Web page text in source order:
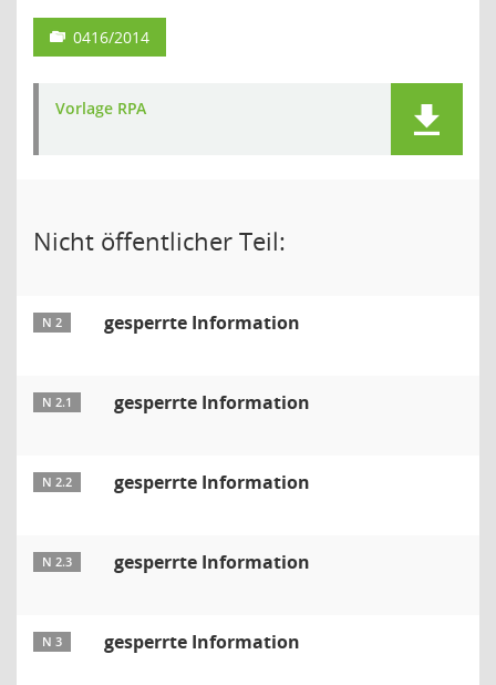
0416/2014
Vorlage RPA
Nicht öffentlicher Teil:
N 2 gesperrte Information
N 2.1 gesperrte Information
N 2.2 gesperrte Information
N 2.3 gesperrte Information
N 3 gesperrte Information